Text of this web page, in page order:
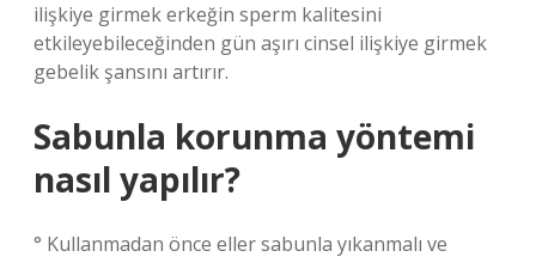
ilişkiye girmek erkeğin sperm kalitesini
etkileyebileceğinden gün aşırı cinsel ilişkiye girmek
gebelik şansını artırır.
Sabunla korunma yöntemi
nasıl yapılır?
° Kullanmadan önce eller sabunla yıkanmalı ve